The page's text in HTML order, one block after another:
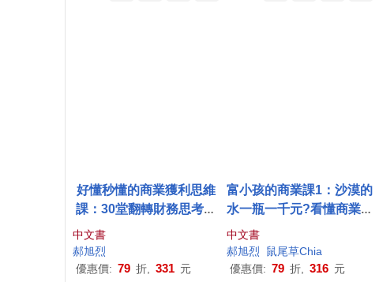
好懂秒懂的商業獲利思維
課：30堂翻轉財務思考框
架，開店、創業、經營、
工作績效有感提升
中文書
郝旭烈
優惠價: 79 折, 331 元
富小孩的商業課1：沙漠的
水一瓶一千元?看懂商業經
中文書
郝旭烈
鼠尾草Chia
優惠價: 79 折, 316 元